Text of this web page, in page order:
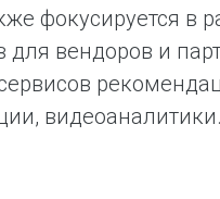
фокусируется в
для вендоров и
видеоаналитики.